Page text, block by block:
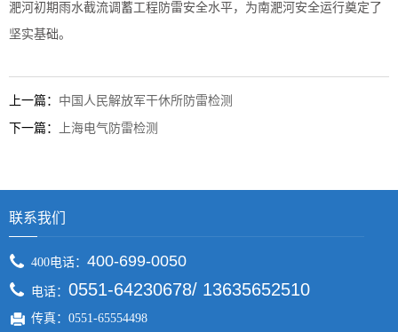
淝河初期雨水截流调蓄工程防雷安全水平，为南淝河安全运行奠定了
坚实基础。
上一篇： 中国人民解放军干休所防雷检测
下一篇： 上海电气防雷检测
联系我们
400电话： 400-699-0050
电话： 0551-64230678/ 13635652510
传真：0551-65554498